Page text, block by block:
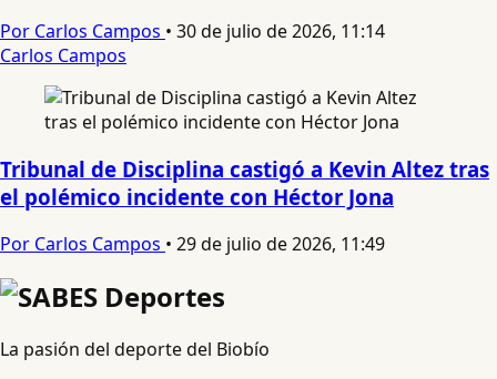
Por Carlos Campos • 30 de julio de 2026, 11:14
Carlos Campos
Tribunal de Disciplina castigó a Kevin Altez tras
el polémico incidente con Héctor Jona
Por Carlos Campos • 29 de julio de 2026, 11:49
La pasión del deporte del Biobío